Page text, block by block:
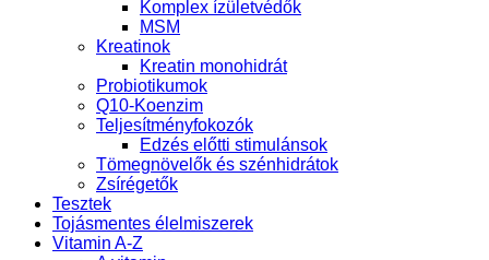
Komplex ízületvédők
MSM
Kreatinok
Kreatin monohidrát
Probiotikumok
Q10-Koenzim
Teljesítményfokozók
Edzés előtti stimulánsok
Tömegnövelők és szénhidrátok
Zsírégetők
Tesztek
Tojásmentes élelmiszerek
Vitamin A-Z